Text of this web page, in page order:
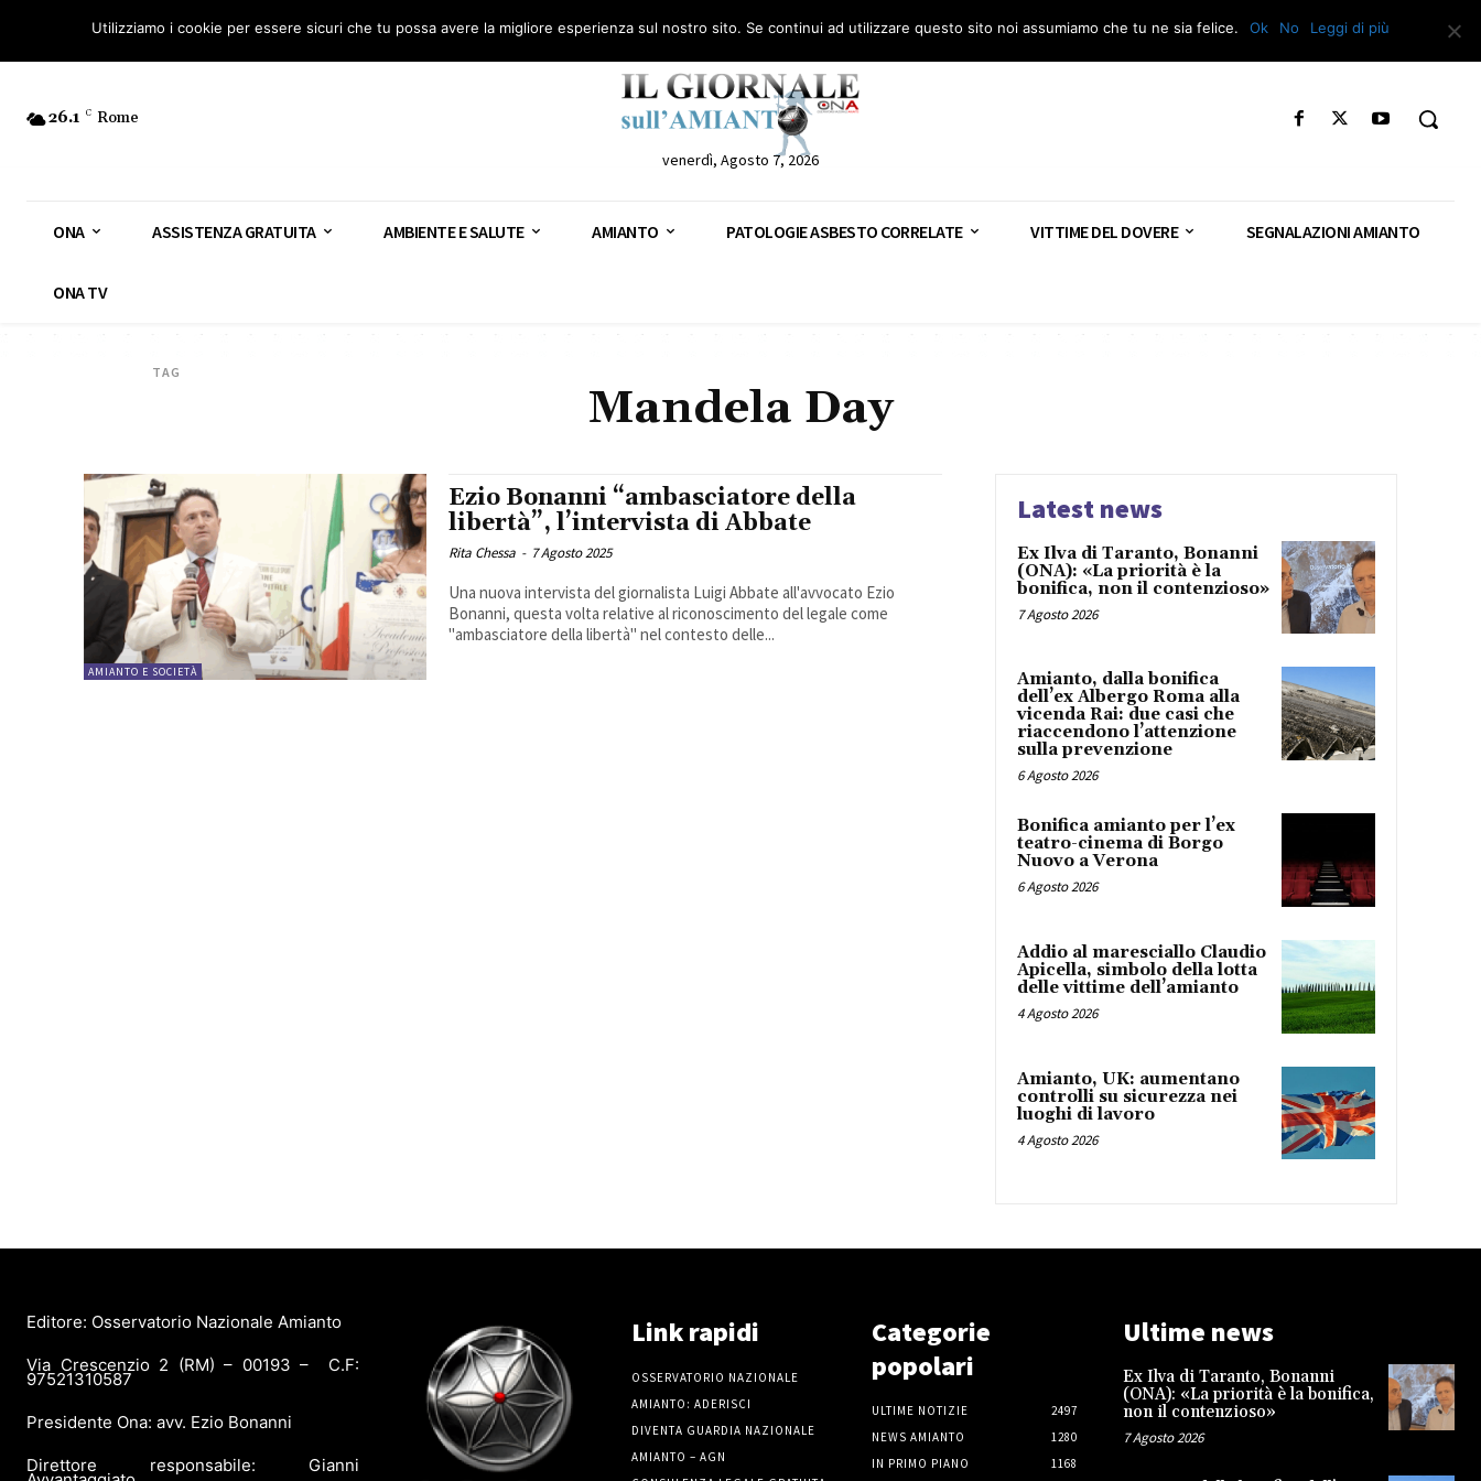
Osservatorio Nazionale Amianto: aderisci Diventa Guardia Nazionale Amianto – AGN Consulenza legale gratuita: civile, penale e lavoro Segnala – AGN Segnala – Repac
26.1 C Rome
venerdì, Agosto 7, 2026
ONA ASSISTENZA GRATUITA AMBIENTE E SALUTE AMIANTO PATOLOGIE ASBESTO CORRELATE VITTIME DEL DOVERE SEGNALAZIONI AMIANTO
ONA TV
TAG
Mandela Day
AMIANTO E SOCIETÀ
Ezio Bonanni “ambasciatore della
libertà”, l’intervista di Abbate
Rita Chessa - 7 Agosto 2025
Una nuova intervista del giornalista Luigi Abbate all'avvocato Ezio
Bonanni, questa volta relative al riconoscimento del legale come
"ambasciatore della libertà" nel contesto delle...
Latest news
Ex Ilva di Taranto, Bonanni
(ONA): «La priorità è la
bonifica, non il contenzioso»
7 Agosto 2026
Amianto, dalla bonifica
dell’ex Albergo Roma alla
vicenda Rai: due casi che
riaccendono l’attenzione
sulla prevenzione
6 Agosto 2026
Bonifica amianto per l’ex
teatro-cinema di Borgo
Nuovo a Verona
6 Agosto 2026
Addio al maresciallo Claudio
Apicella, simbolo della lotta
delle vittime dell’amianto
4 Agosto 2026
Amianto, UK: aumentano
controlli su sicurezza nei
luoghi di lavoro
4 Agosto 2026
Editore: Osservatorio Nazionale Amianto
Via Crescenzio 2 (RM) – 00193 – C.F:
97521310587
Presidente Ona: avv. Ezio Bonanni
Direttore responsabile: Gianni
Link rapidi
OSSERVATORIO NAZIONALE
AMIANTO: ADERISCI
DIVENTA GUARDIA NAZIONALE
AMIANTO – AGN
Categorie
popolari
ULTIME NOTIZIE
2497
NEWS AMIANTO
1280
IN PRIMO PIANO
1168
Ultime news
Ex Ilva di Taranto, Bonanni
(ONA): «La priorità è la bonifica,
non il contenzioso»
7 Agosto 2026
Utilizziamo i cookie per essere sicuri che tu possa avere la migliore esperienza sul nostro sito. Se continui ad utilizzare questo sito noi assumiamo che tu ne sia felice. Ok No Leggi di più